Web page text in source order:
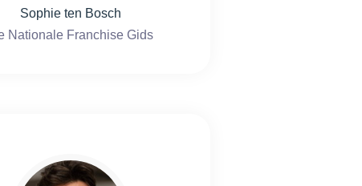
Sophie ten Bosch
Nationale Franchise Gids